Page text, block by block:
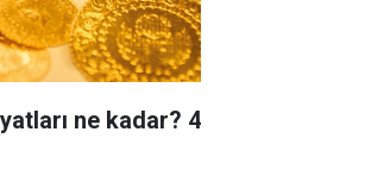
ne kadar? 4